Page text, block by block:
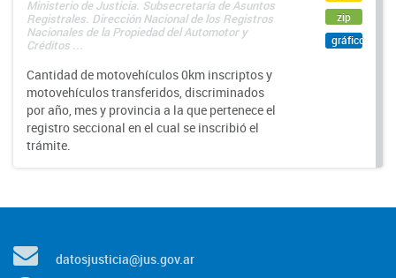
Ministerio de Justicia. Subsecretaría de Asuntos
Registrales. Dirección Nacional de los Registros
Nacionales de la Propiedad del Automotor y
Créditos ...
Cantidad de motovehículos 0km inscriptos y
motovehículos transferidos, discriminados
por año, mes y provincia a la que pertenece el
registro seccional en el cual se inscribió el
trámite.
zip
gráfico
datosjusticia@jus.gov.ar